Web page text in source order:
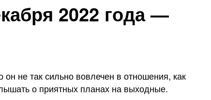
2022 года —
не так сильно вовлечен в отношения, как
о приятных планах на выходные.